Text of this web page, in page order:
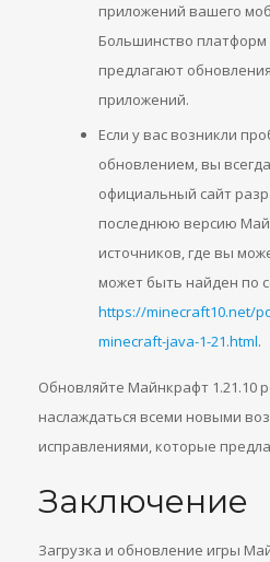
приложений вашего
Большинство платформ
предлагают
приложений.
Если у вас возникли
обновлением, вы
официальный сайт
последнюю версию
источников, где вы
может быть найден по
https://minecraft10.net/
minecraft-java-1-21.html.
Обновляйте Майнкрафт 1.21.10
наслаждаться всеми новыми
исправлениями, которые
Заключение
Загрузка и обновление игры